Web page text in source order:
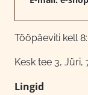
Tööpäeviti kell
Kesk tee 3, Jüri,
Lingid